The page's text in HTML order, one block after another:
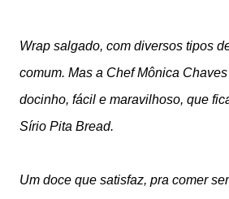
Wrap salgado, com diversos tipos
comum. Mas a Chef Mônica
docinho, fácil e maravilhoso, que
Sírio Pita Bread.
Um doce que satisfaz, pra comer